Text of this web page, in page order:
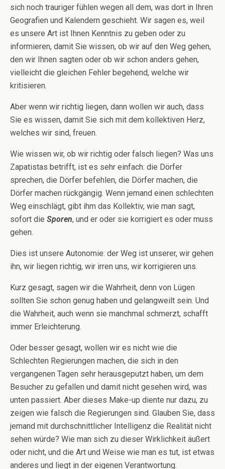
sich noch trauriger fühlen wegen all dem, was dort in Ihren
Geografien und Kalendern geschieht. Wir sagen es, weil
es unsere Art ist Ihnen Kenntnis zu geben oder zu
informieren, damit Sie wissen, ob wir auf den Weg gehen,
den wir Ihnen sagten oder ob wir schon anders gehen,
vielleicht die gleichen Fehler begehend, welche wir
kritisieren.
Aber wenn wir richtig liegen, dann wollen wir auch, dass
Sie es wissen, damit Sie sich mit dem kollektiven Herz,
welches wir sind, freuen.
Wie wissen wir, ob wir richtig oder falsch liegen? Was uns
Zapatistas betrifft, ist es sehr einfach: die Dörfer
sprechen, die Dörfer befehlen, die Dörfer machen, die
Dörfer machen rückgängig. Wenn jemand einen schlechten
Weg einschlägt, gibt ihm das Kollektiv, wie man sagt,
sofort die Sporen, und er oder sie korrigiert es oder muss
gehen.
Dies ist unsere Autonomie: der Weg ist unserer, wir gehen
ihn, wir liegen richtig, wir irren uns, wir korrigieren uns.
Kurz gesagt, sagen wir die Wahrheit, denn von Lügen
sollten Sie schon genug haben und gelangweilt sein. Und
die Wahrheit, auch wenn sie manchmal schmerzt, schafft
immer Erleichterung.
Oder besser gesagt, wollen wir es nicht wie die
Schlechten Regierungen machen, die sich in den
vergangenen Tagen sehr herausgeputzt haben, um dem
Besucher zu gefallen und damit nicht gesehen wird, was
unten passiert. Aber dieses Make-up diente nur dazu, zu
zeigen wie falsch die Regierungen sind. Glauben Sie, dass
jemand mit durchschnittlicher Intelligenz die Realität nicht
sehen würde? Wie man sich zu dieser Wirklichkeit äußert
oder nicht, und die Art und Weise wie man es tut, ist etwas
anderes und liegt in der eigenen Verantwortung.